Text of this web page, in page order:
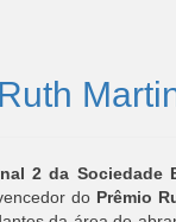
2 da Sociedade
do Prêmio